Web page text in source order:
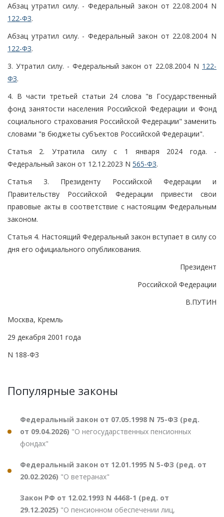
Абзац утратил силу. - Федеральный закон от 22.08.2004 N
122-ФЗ.
Абзац утратил силу. - Федеральный закон от 22.08.2004 N
122-ФЗ.
3. Утратил силу. - Федеральный закон от 22.08.2004 N 122-
ФЗ.
4. В части третьей статьи 24 слова "в Государственный
фонд занятости населения Российской Федерации и Фонд
социального страхования Российской Федерации" заменить
словами "в бюджеты субъектов Российской Федерации".
Статья 2. Утратила силу с 1 января 2024 года. -
Федеральный закон от 12.12.2023 N 565-ФЗ.
Статья 3. Президенту Российской Федерации и
Правительству Российской Федерации привести свои
правовые акты в соответствие с настоящим Федеральным
законом.
Статья 4. Настоящий Федеральный закон вступает в силу со
дня его официального опубликования.
Президент
Российской Федерации
В.ПУТИН
Москва, Кремль
29 декабря 2001 года
N 188-ФЗ
Популярные законы
Федеральный закон от 07.05.1998 N 75-ФЗ (ред.
от 09.04.2026) "О негосударственных пенсионных
фондах"
Федеральный закон от 12.01.1995 N 5-ФЗ (ред. от
20.02.2026) "О ветеранах"
Закон РФ от 12.02.1993 N 4468-1 (ред. от
29.12.2025) "О пенсионном обеспечении лиц,